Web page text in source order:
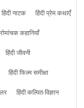
हिंदी नाटक
हिंदी प्रेम कथाएँ
कहानियाँ
हिंदी जीवनी
हिंदी फिल्म समीक्षा
हिंदी कल्पित-विज्ञान